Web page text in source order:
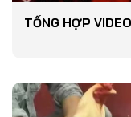
TỔNG HỢP